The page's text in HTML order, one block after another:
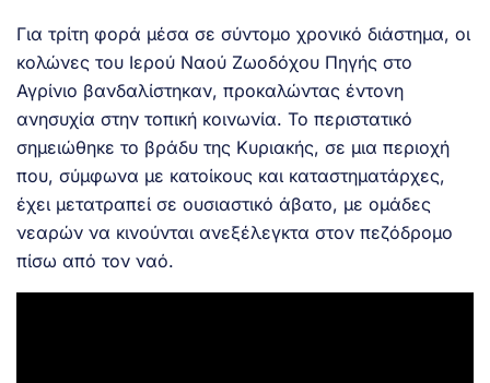
Για τρίτη φορά μέσα σε σύντομο χρονικό διάστημα, οι
κολώνες του Ιερού Ναού Ζωοδόχου Πηγής στο
Αγρίνιο βανδαλίστηκαν, προκαλώντας έντονη
ανησυχία στην τοπική κοινωνία. Το περιστατικό
σημειώθηκε το βράδυ της Κυριακής, σε μια περιοχή
που, σύμφωνα με κατοίκους και καταστηματάρχες,
έχει μετατραπεί σε ουσιαστικό άβατο, με ομάδες
νεαρών να κινούνται ανεξέλεγκτα στον πεζόδρομο
πίσω από τον ναό.